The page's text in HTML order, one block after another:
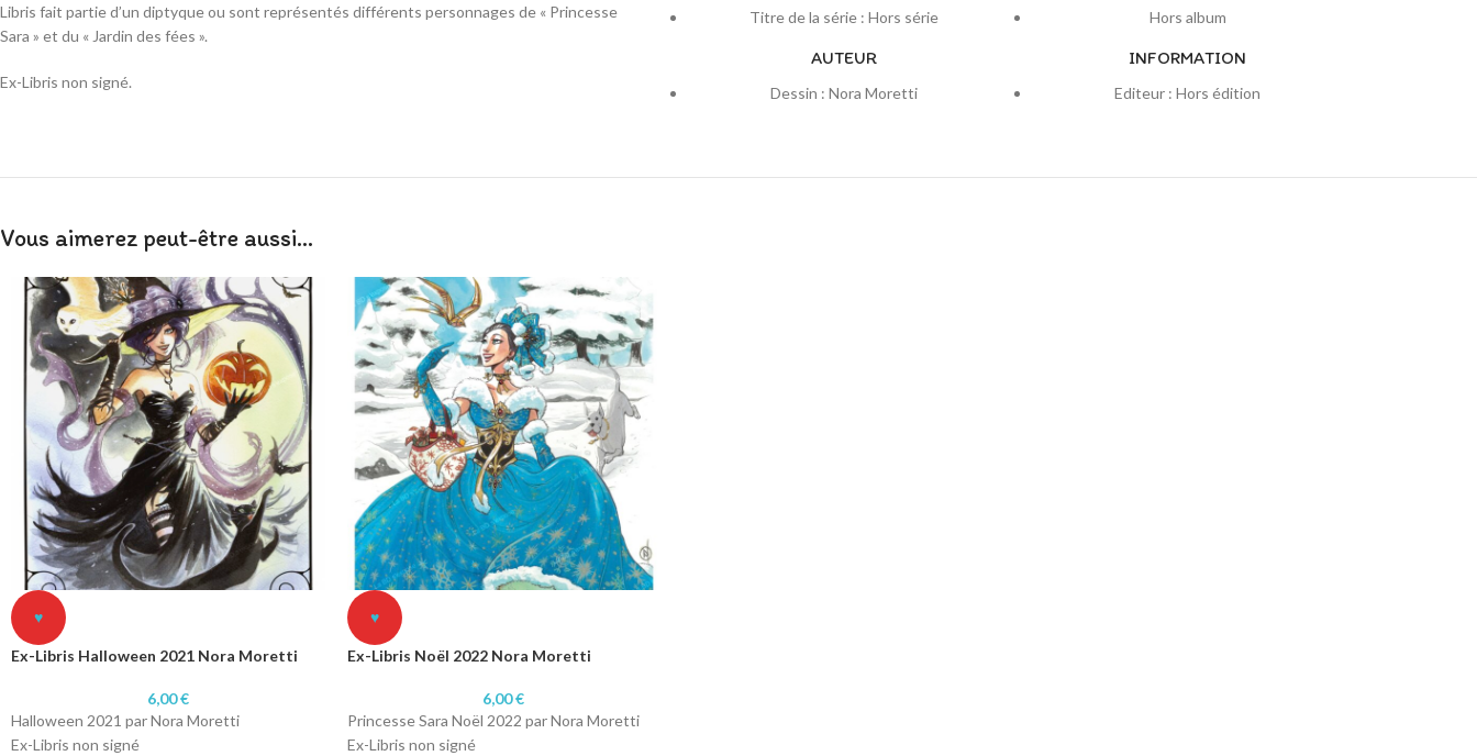
Libris fait partie d’un diptyque ou sont représentés différents personnages de « Princesse
Sara » et du « Jardin des fées ».
Ex-Libris non signé.
Titre de la série : Hors série Hors album
AUTEUR
Dessin : Nora Moretti
INFORMATION
Editeur : Hors édition
Vous aimerez peut-être aussi…
♥
Ex-Libris Halloween 2021 Nora Moretti
6,00€
Halloween 2021 par Nora Moretti
Ex-Libris non signé
♥
Ex-Libris Noël 2022 Nora Moretti
6,00€
Princesse Sara Noël 2022 par Nora Moretti
Ex-Libris non signé